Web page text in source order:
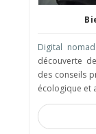
Digital
découverte
des conseils
écologique et